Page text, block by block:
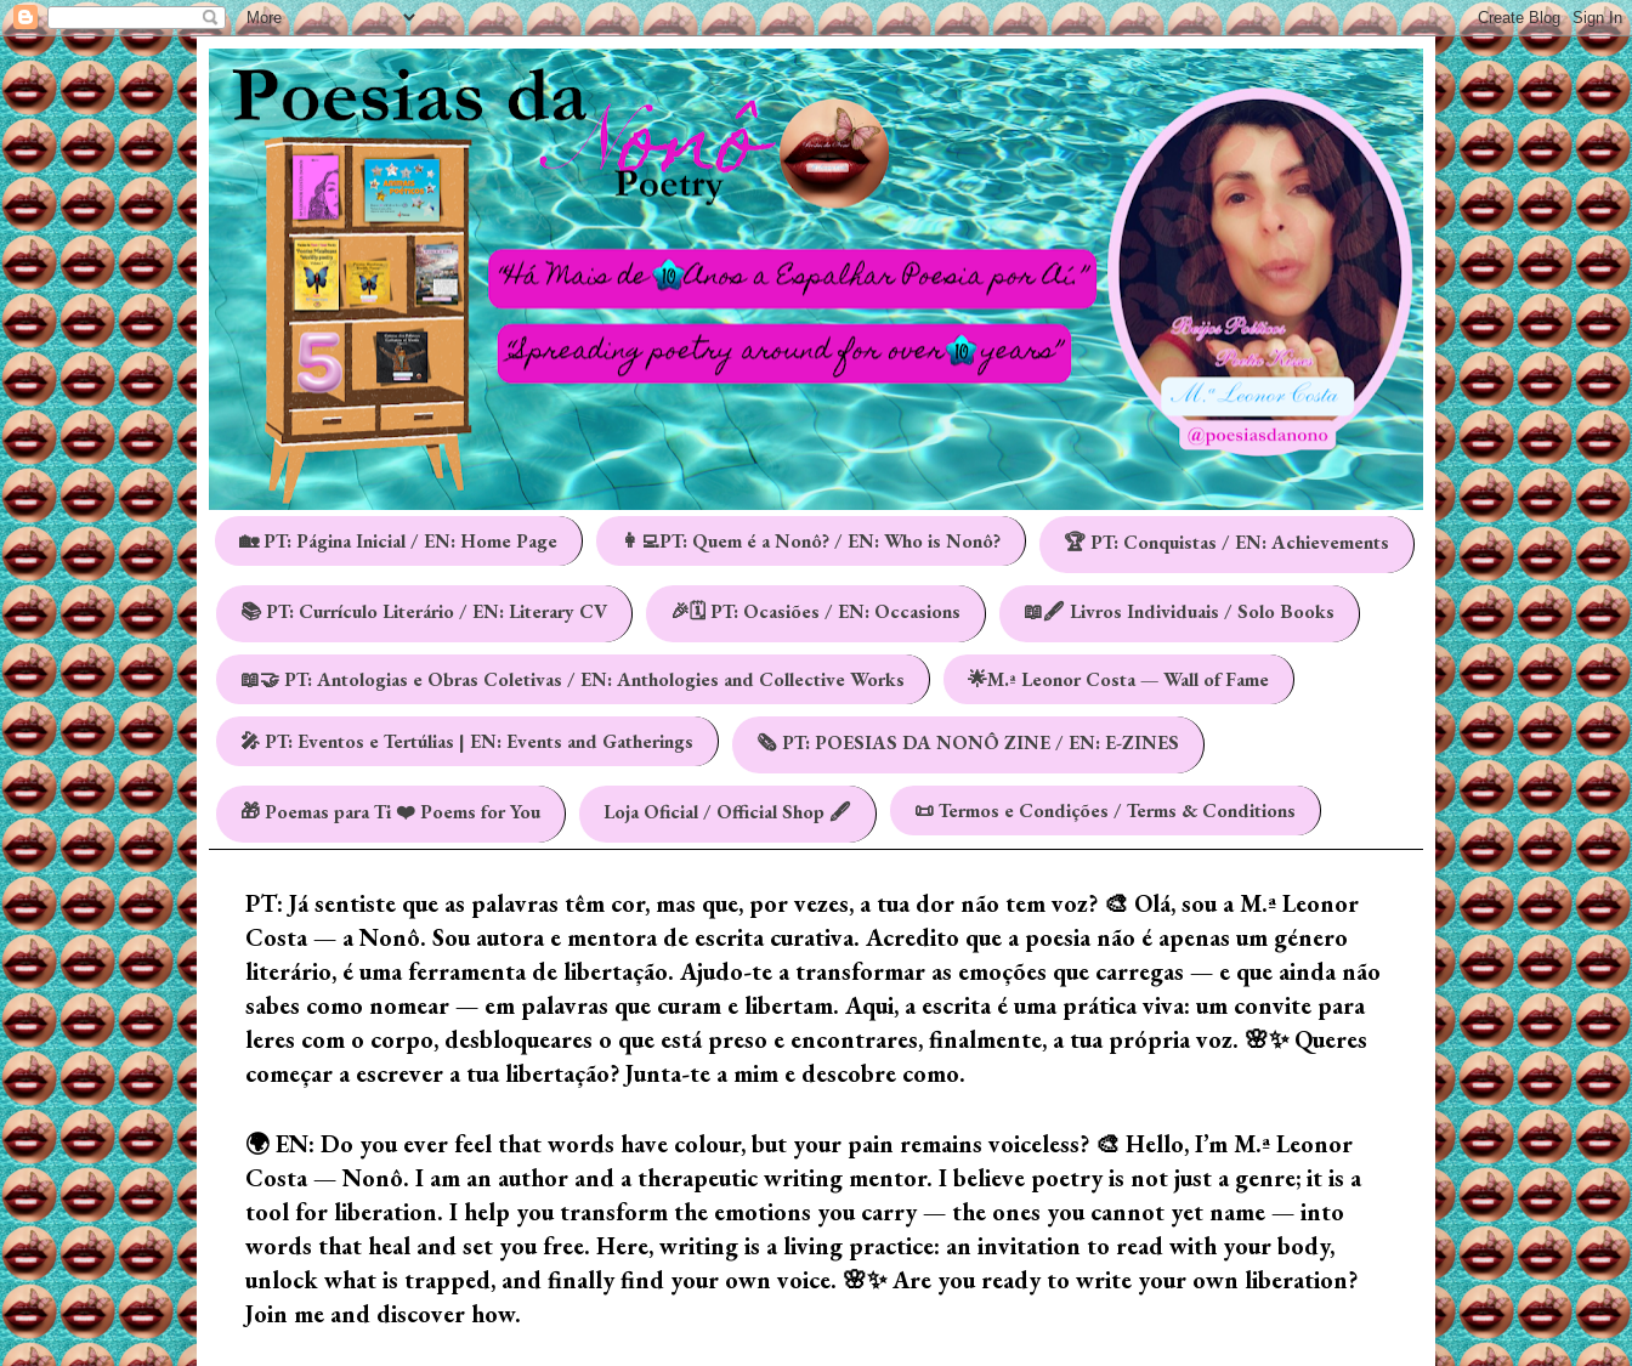
🏡 PT: Página Inicial / EN: Home Page 👩‍💻PT: Quem é a Nonô? / EN: Who is Nonô? 🏆 PT: Conquistas / EN: Achievements
📚 PT: Currículo Literário / EN: Literary CV 🎉🗓️ PT: Ocasiões / EN: Occasions 📖🖋️ Livros Individuais / Solo Books
📖🤝 PT: Antologias e Obras Coletivas / EN: Anthologies and Collective Works 🌟M.ª Leonor Costa — Wall of Fame
🎤 PT: Eventos e Tertúlias | EN: Events and Gatherings 🗞️ PT: POESIAS DA NONÔ ZINE / EN: E-ZINES
🎁 Poemas para Ti ❤️ Poems for You Loja Oficial / Official Shop 🖋️ 📜 Termos e Condições / Terms & Conditions
PT: Já sentiste que as palavras têm cor, mas que, por vezes, a tua dor não tem voz? 🎨 Olá, sou a M.ª Leonor
Costa — a Nonô. Sou autora e mentora de escrita curativa. Acredito que a poesia não é apenas um género
literário, é uma ferramenta de libertação. Ajudo-te a transformar as emoções que carregas — e que ainda não
sabes como nomear — em palavras que curam e libertam. Aqui, a escrita é uma prática viva: um convite para
leres com o corpo, desbloqueares o que está preso e encontrares, finalmente, a tua própria voz. 🌸✨ Queres
começar a escrever a tua libertação? Junta-te a mim e descobre como.
🌍 EN: Do you ever feel that words have colour, but your pain remains voiceless? 🎨 Hello, I’m M.ª Leonor
Costa — Nonô. I am an author and a therapeutic writing mentor. I believe poetry is not just a genre; it is a
tool for liberation. I help you transform the emotions you carry — the ones you cannot yet name — into
words that heal and set you free. Here, writing is a living practice: an invitation to read with your body,
unlock what is trapped, and finally find your own voice. 🌸✨ Are you ready to write your own liberation?
Join me and discover how.